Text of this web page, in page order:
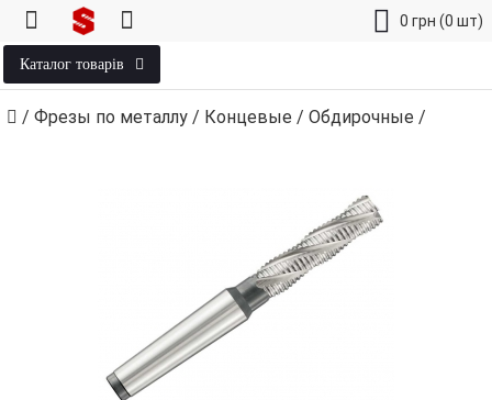
0 грн (0 шт)
Каталог товарів
/ Фрезы по металлу / Концевые / Обдирочные /